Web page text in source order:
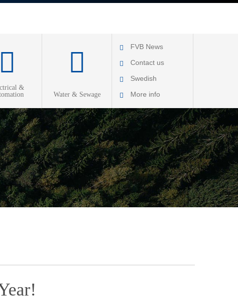
&
Water & Sewage
FVB News
Contact us
Swedish
More info
About FVB
R & D
Education
About Cookies